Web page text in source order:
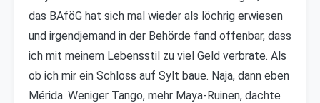
das BAföG hat sich mal wieder als löchrig erwiesen
und irgendjemand in der Behörde fand offenbar, dass
ich mit meinem Lebensstil zu viel Geld verbrate. Als
ob ich mir ein Schloss auf Sylt baue. Naja, dann eben
Mérida. Weniger Tango, mehr Maya-Ruinen, dachte